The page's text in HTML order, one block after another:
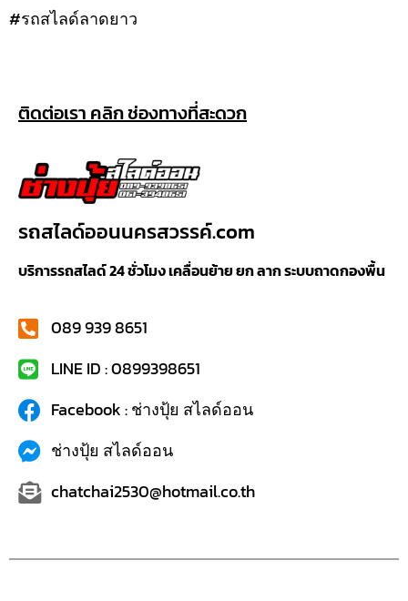
#รถสไลด์ลาดยาว
ติดต่อเรา คลิก ช่องทางที่สะดวก
รถสไลด์ออนนครสวรรค์.com
บริการรถสไลด์ 24 ชั่วโมง เคลื่อนย้าย ยก ลาก ระบบถาดกองพื้น
089 939 8651
LINE ID : 0899398651
Facebook : ช่างปุ้ย สไลด์ออน
ช่างปุ้ย สไลด์ออน
chatchai2530@hotmail.co.th